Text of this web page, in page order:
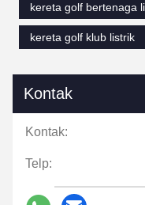
kereta golf bertenaga
kereta golf klub listrik
Kontak
Kontak:
Telp: